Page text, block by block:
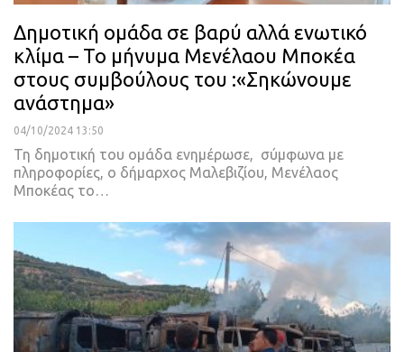
Δημοτική ομάδα σε βαρύ αλλά ενωτικό
κλίμα – Το μήνυμα Μενέλαου Μποκέα
στους συμβούλους του :«Σηκώνουμε
ανάστημα»
04/10/2024 13:50
Τη δημοτική του ομάδα ενημέρωσε, σύμφωνα με
πληροφορίες, ο δήμαρχος Μαλεβιζίου, Μενέλαος
Μποκέας το…